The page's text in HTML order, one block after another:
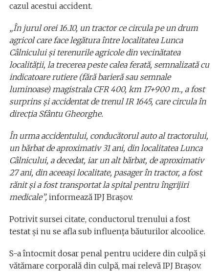
cazul acestui accident.
„În jurul orei 16.10, un tractor ce circula pe un drum
agricol care face legătura între localitatea Lunca
Câlnicului şi terenurile agricole din vecinătatea
localităţii, la trecerea peste calea ferată, semnalizată cu
indicatoare rutiere (fără barieră sau semnale
luminoase) magistrala CFR 400, km 17+900 m., a fost
surprins şi accidentat de trenul IR 1645, care circula în
direcţia Sfântu Gheorghe.
În urma accidentului, conducătorul auto al tractorului,
un bărbat de aproximativ 31 ani, din localitatea Lunca
Câlnicului, a decedat, iar un alt bărbat, de aproximativ
27 ani, din aceeaşi localitate, pasager în tractor, a fost
rănit şi a fost transportat la spital pentru îngrijiri
medicale”,informează IPJ Braşov.
Potrivit sursei citate, conductorul trenului a fost
testat şi nu se afla sub influenţa băuturilor alcoolice.
S-a întocmit dosar penal pentru ucidere din culpă şi
vătămare corporală din culpă, mai relevă IPJ Braşov.